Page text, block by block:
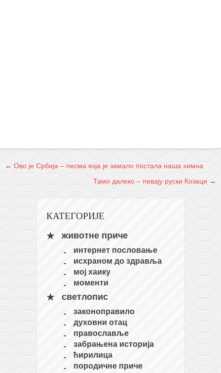
← Ово је Србија – песма која је замало постала наша химна
Тамо далеко – певају руски Козаци →
КАТЕГОРИЈЕ
животне приче
интернет пословање
исхраном до здравља
мој хаику
моменти
светлопис
законоправило
духовни отац
православље
забрањена историја
ћирилица
породичне приче